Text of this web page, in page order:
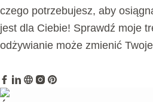
czego potrzebujesz, aby
jest dla Ciebie! Sprawdź moje
odżywianie może zmienić